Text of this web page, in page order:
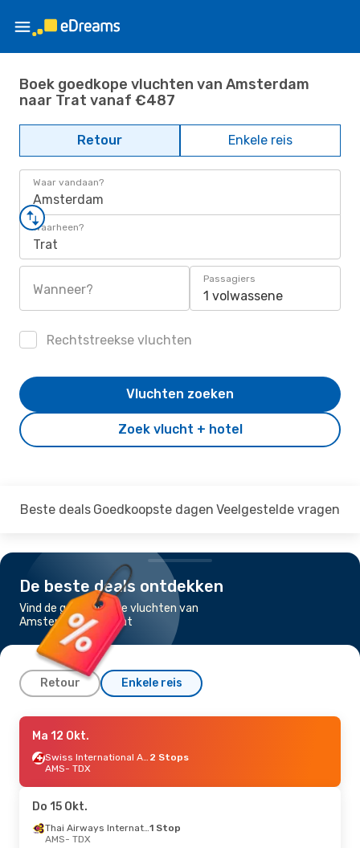
Boek goedkope vluchten van Amsterdam
naar Trat vanaf €487
Retour Enkele reis
Waar vandaan?
Amsterdam
Waarheen?
Trat
Wanneer?
Passagiers
1 volwassene
Rechtstreekse vluchten
Zoek vlucht + hotel
Vluchten zoeken
Beste deals Goedkoopste dagen Veelgestelde vragen
De beste deals ontdekken
Vind de goedkoopste vluchten van
Amsterdam naar Trat
Retour Enkele reis
Wo 9 Sep.- Zo 13 Sep.
Etihad Airways2 Stops
AMS- TDX
2 Stops
TDX - AMS
Za 15 Aug.
Ma 12 Okt.
Swiss International Air Lines 2 Stops
AMS- TDX
Do 15 Okt.
Thai Airways International1 Stop
AMS- TDX